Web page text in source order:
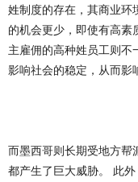
姓制度的存在，其商业环
的机会更少，即使有高素
主雇佣的高种姓员工则
影响社会的稳定，从而影
而墨西哥则长期受地方帮
都产生了巨大威胁。 此